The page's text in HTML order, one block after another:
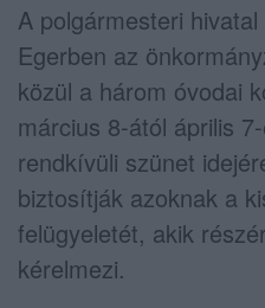
A polgármesteri
Egerben az
közül a három óvodai
március 8-ától április
rendkívüli szünet
biztosítják azoknak a
felügyeletét, akik
kérelmezi.